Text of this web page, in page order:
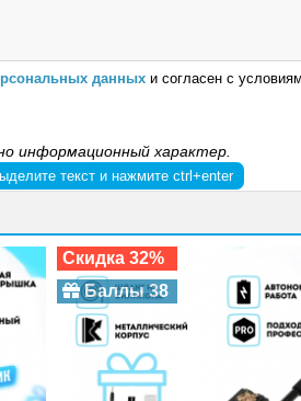
данных и согласен с
информационный характер.
текст и нажмите ctrl+enter
Скидка 32%
Баллы 38